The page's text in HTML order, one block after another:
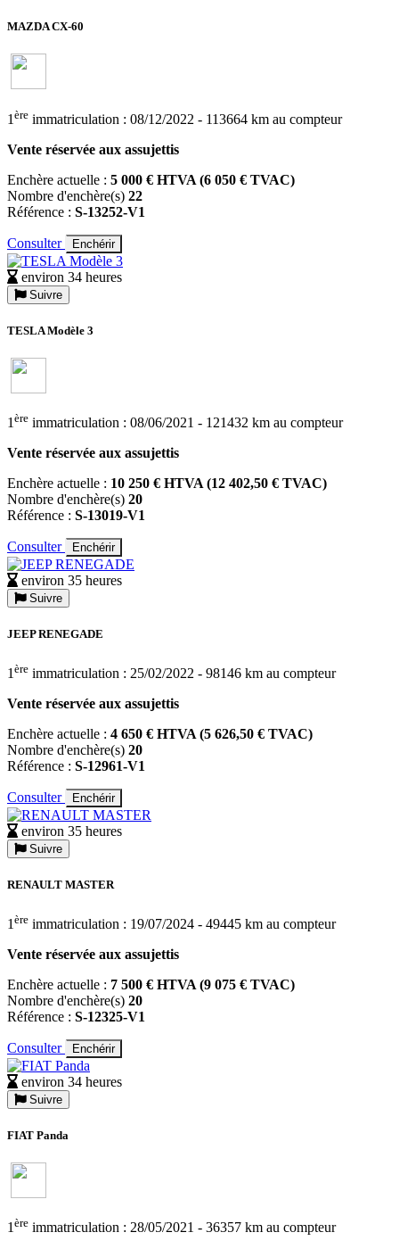
MAZDA CX-60
1 ère immatriculation : 08/12/2022 - 113664 km au compteur
Vente réservée aux assujettis
Enchère actuelle : 5 000 € HTVA (6 050 € TVAC)
Nombre d'enchère(s) 22
Référence : S-13252-V1
Consulter Enchérir
environ 34 heures
Suivre
TESLA Modèle 3
1 ère immatriculation : 08/06/2021 - 121432 km au compteur
Vente réservée aux assujettis
Enchère actuelle : 10 250 € HTVA (12 402,50 € TVAC)
Nombre d'enchère(s) 20
Référence : S-13019-V1
Consulter Enchérir
environ 35 heures
Suivre
JEEP RENEGADE
1 ère immatriculation : 25/02/2022 - 98146 km au compteur
Vente réservée aux assujettis
Enchère actuelle : 4 650 € HTVA (5 626,50 € TVAC)
Nombre d'enchère(s) 20
Référence : S-12961-V1
Consulter Enchérir
environ 35 heures
Suivre
RENAULT MASTER
1 ère immatriculation : 19/07/2024 - 49445 km au compteur
Vente réservée aux assujettis
Enchère actuelle : 7 500 € HTVA (9 075 € TVAC)
Nombre d'enchère(s) 20
Référence : S-12325-V1
Consulter Enchérir
environ 34 heures
Suivre
FIAT Panda
1 ère immatriculation : 28/05/2021 - 36357 km au compteur